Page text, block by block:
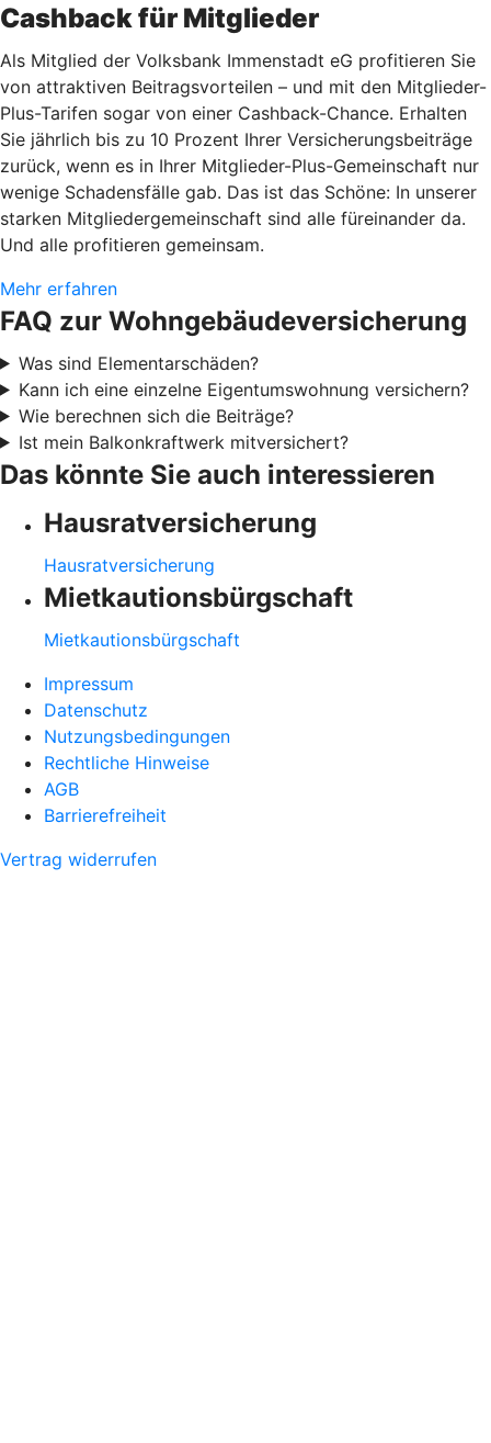
Cashback für Mitglieder
Als Mitglied der Volksbank Immenstadt eG profitieren Sie
von attraktiven Beitragsvorteilen – und mit den Mitglieder-
Plus-Tarifen sogar von einer Cashback-Chance. Erhalten
Sie jährlich bis zu 10 Prozent Ihrer Versicherungsbeiträge
zurück, wenn es in Ihrer Mitglieder-Plus-Gemeinschaft nur
wenige Schadensfälle gab. Das ist das Schöne: In unserer
starken Mitgliedergemeinschaft sind alle füreinander da.
Und alle profitieren gemeinsam.
Mehr erfahren
FAQ zur Wohngebäudeversicherung
Was sind Elementarschäden?
Kann ich eine einzelne Eigentumswohnung versichern?
Wie berechnen sich die Beiträge?
Ist mein Balkonkraftwerk mitversichert?
Das könnte Sie auch interessieren
Hausratversicherung
Hausratversicherung
Mietkautionsbürgschaft
Mietkautionsbürgschaft
Impressum
Datenschutz
Nutzungsbedingungen
Rechtliche Hinweise
AGB
Barrierefreiheit
Vertrag widerrufen